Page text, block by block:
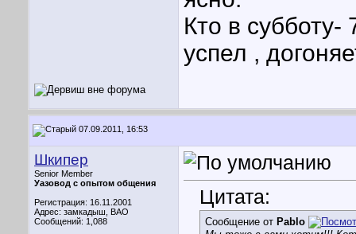
Кто в субботу-
успел ,
07.09.2011, 16:53
Шкипер
Senior Member
Уазовод с опытом общения
Регистрация: 16.11.2001
Адрес: замкадыш, ВАО
Сообщений: 1,088
Цитата:
Сообщение от Pablo